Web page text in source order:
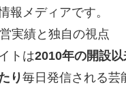
報メディアです。
実績と独自の視点
トは2010年の開設
り毎日発信される芸